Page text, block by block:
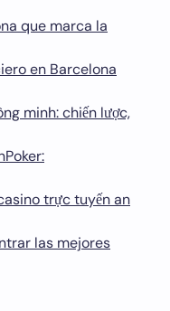
que marca la
en Barcelona
minh: chiến lược,
trực tuyến an
las mejores